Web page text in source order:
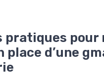
pratiques pour
place d’une